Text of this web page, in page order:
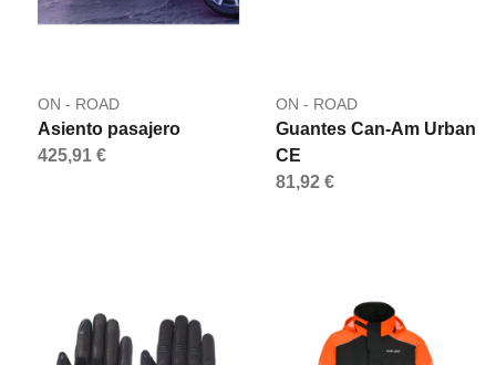
ON - ROAD
Asiento pasajero
425,91 €
ON - ROAD
Guantes Can-Am Urban
CE
81,92 €